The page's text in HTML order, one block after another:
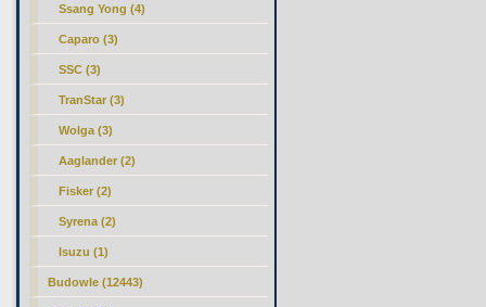
Ssang Yong (4)
Caparo (3)
SSC (3)
TranStar (3)
Wolga (3)
Aaglander (2)
Fisker (2)
Syrena (2)
Isuzu (1)
Budowle (12443)